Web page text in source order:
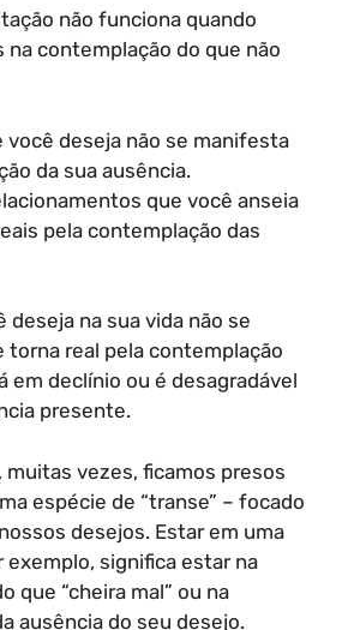
não funciona quando
contemplação do que não
você deseja não se manifesta
da sua ausência.
que você anseia
pela contemplação das
deseja na sua vida não se
torna real pela contemplação
em declínio ou é desagradável
presente.
muitas vezes, ficamos presos
espécie de “transe” – focado
desejos. Estar em uma
exemplo, significa estar na
que “cheira mal” ou na
ausência do seu desejo.